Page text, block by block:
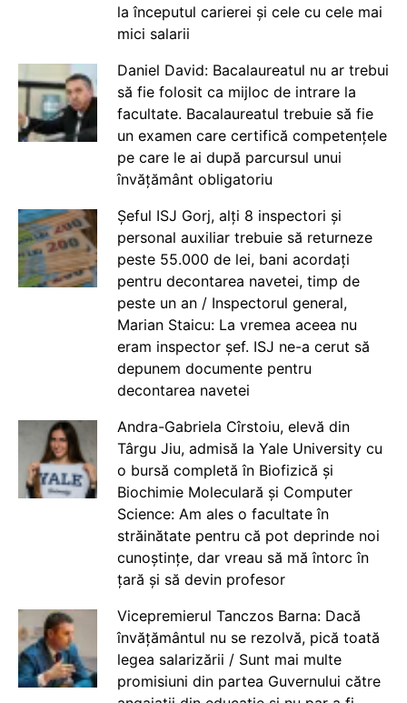
la începutul carierei și cele cu cele mai
mici salarii
Daniel David: Bacalaureatul nu ar trebui
să fie folosit ca mijloc de intrare la
facultate. Bacalaureatul trebuie să fie
un examen care certifică competențele
pe care le ai după parcursul unui
învățământ obligatoriu
Șeful ISJ Gorj, alți 8 inspectori și
personal auxiliar trebuie să returneze
peste 55.000 de lei, bani acordați
pentru decontarea navetei, timp de
peste un an / Inspectorul general,
Marian Staicu: La vremea aceea nu
eram inspector șef. ISJ ne-a cerut să
depunem documente pentru
decontarea navetei
Andra-Gabriela Cîrstoiu, elevă din
Târgu Jiu, admisă la Yale University cu
o bursă completă în Biofizică și
Biochimie Moleculară și Computer
Science: Am ales o facultate în
străinătate pentru că pot deprinde noi
cunoștințe, dar vreau să mă întorc în
țară și să devin profesor
Vicepremierul Tanczos Barna: Dacă
învățământul nu se rezolvă, pică toată
legea salarizării / Sunt mai multe
promisiuni din partea Guvernului către